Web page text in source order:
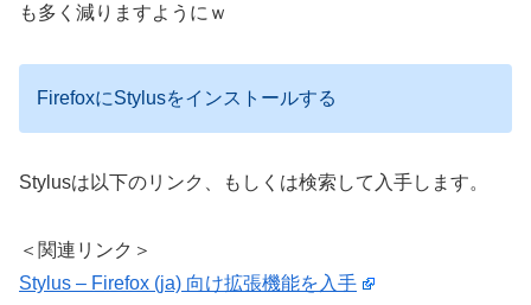
も多く減りますようにｗ
FirefoxにStylusをインストールする
Stylusは以下のリンク、もしくは検索して入手します。
＜関連リンク＞
Stylus – Firefox (ja) 向け拡張機能を入手